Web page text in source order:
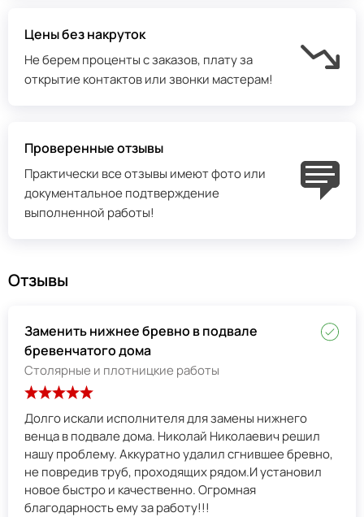
Цены без накруток
Не берем проценты с заказов, плату за
открытие контактов или звонки мастерам!
Проверенные отзывы
Практически все отзывы имеют фото или
документальное подтверждение
выполненной работы!
Отзывы
Заменить нижнее бревно в подвале
бревенчатого дома
Столярные и плотницкие работы
Долго искали исполнителя для замены нижнего
венца в подвале дома. Николай Николаевич решил
нашу проблему. Аккуратно удалил сгнившее бревно,
не повредив труб, проходящих рядом.И установил
новое быстро и качественно. Огромная
благодарность ему за работу!!!